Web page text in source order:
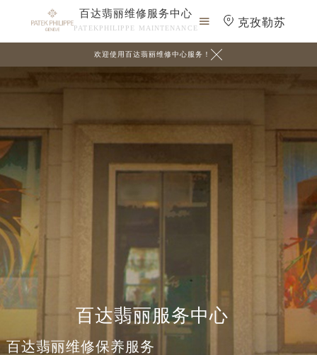
百达翡丽维修服务中心
PATEKPHILIPPE MAINTENANCE
 克孜勒苏
欢迎使用百达翡丽维修中心服务！ 
百达翡丽服务中心
百达翡丽维修保养服务